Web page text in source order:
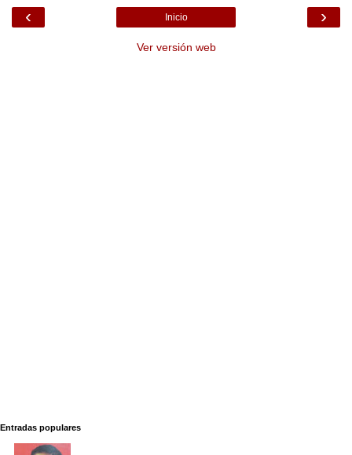
‹ ›
Inicio
Ver versión web
Entradas populares